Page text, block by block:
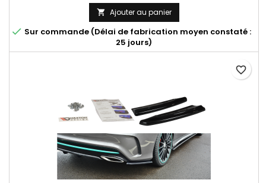
 Ajouter au panier
 Sur commande (Délai de fabrication moyen constaté :
25 jours)
favorite_border